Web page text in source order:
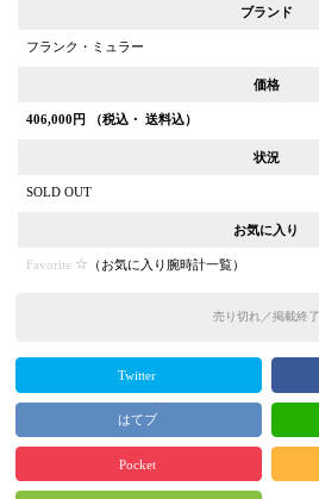
ブランド
フランク・ミュラー
価格
406,000 円 （税込・ 送料込）
状況
SOLD OUT
お気に入り
Favorite （お気に入り腕時計一覧）
売り切れ／掲載終了
Twitter
はてブ
Pocket